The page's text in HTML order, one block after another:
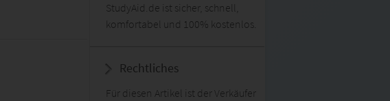
StudyAid.de ist sicher, schnell,
komfortabel und 100% kostenlos.
Rechtliches
Für diesen Artikel ist der Verkäufer